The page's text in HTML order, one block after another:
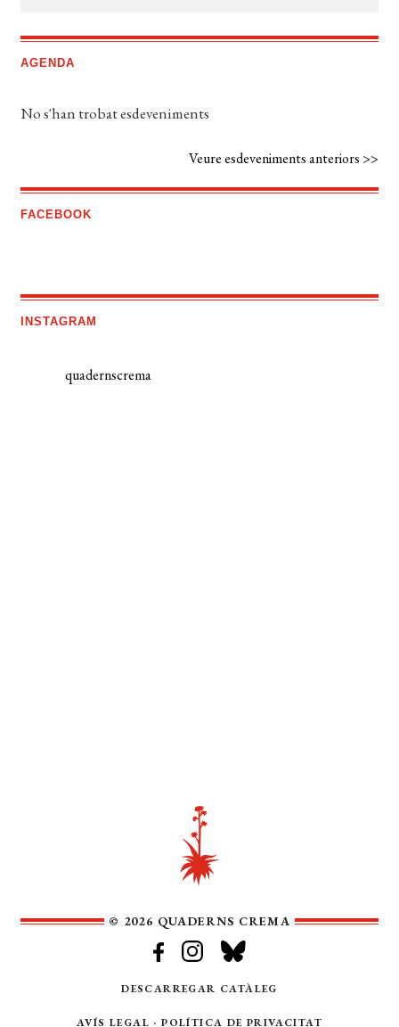
AGENDA
No s'han trobat esdeveniments
Veure esdeveniments anteriors >>
FACEBOOK
INSTAGRAM
quadernscrema
© 2026 QUADERNS CREMA
DESCARREGAR CATÀLEG
AVÍS LEGAL ·POLÍTICA DE PRIVACITAT